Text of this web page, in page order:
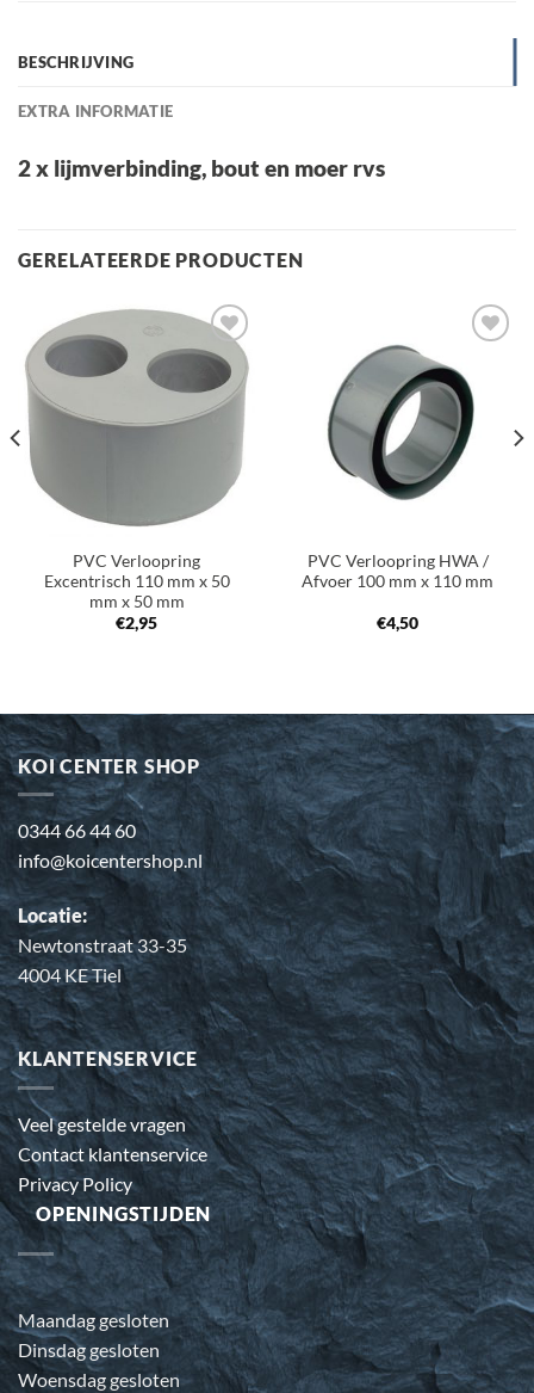
BESCHRIJVING
EXTRA INFORMATIE
2 x lijmverbinding, bout en moer rvs
GERELATEERDE PRODUCTEN
Toevoegen
verlanglijst
PVC Verloopring
Excentrisch 110 mm x 50
mm x 50 mm
€2,95
Toevoegen
aan
verlanglijst
PVC Verloopring HWA /
Afvoer 100 mm x 110 mm
€4,50
KOI CENTER SHOP
0344 66 44 60
info@koicentershop.nl
Locatie:
Newtonstraat 33-35
4004 KE Tiel
KLANTENSERVICE
Veel gestelde vragen
Contact klantenservice
Privacy Policy
OPENINGSTIJDEN
Maandag gesloten
Dinsdag gesloten
Woensdag gesloten